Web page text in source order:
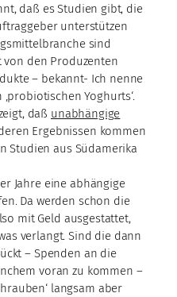
daß es Studien gibt, die
unterstützen
sind
von den Produzenten
– bekannt- Ich nenne
Yoghurts‘.
daß unabhängige
Ergebnissen kommen
Studien aus Südamerika
Jahre eine abhängige
Da werden schon die
mit Geld ausgestattet,
verlangt. Sind die dann
– Spenden an die
voran zu kommen –
langsam aber